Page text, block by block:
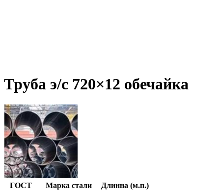
Труба э/c 720×12 обечайка
ГОСТ Марка стали
Длинна (м.п.)